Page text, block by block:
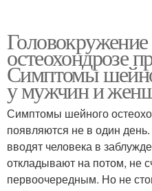
остеохондрозе
Симптомы
у мужчин и
Симптомы шейного
появляются не в один
вводят человека в
откладывают на потом, не
первоочередным. Но не